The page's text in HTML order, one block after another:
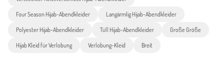
Four Season Hijab-Abendkleider Langärmlig Hijab-Abendkleider
Polyester Hijab-Abendkleider Tüll Hijab-Abendkleider Große Größe
Hijab Kleid für Verlobung Verlobung-Kleid Breit